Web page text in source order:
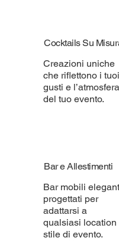
Cocktails Su
Creazioni uniche
che riflettono i tuoi
gusti e l’atmosfera
del tuo evento.
Bar e Allestimenti
Bar mobili
progettati per
adattarsi a
qualsiasi location
stile di evento.